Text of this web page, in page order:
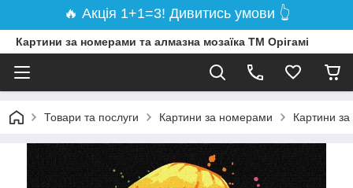
🔥 Акція 1+1=3! Дивитись умови 👆
Картини за номерами та алмазна мозаїка ТМ Орігамі
Товари та послуги Картини за номерами Картини